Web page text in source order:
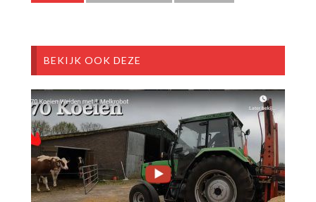
BEKIJK OOK DEZE